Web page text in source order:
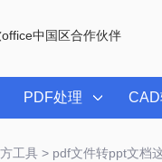
中国区合作伙伴
PDF处理
工具> pdf文件转ppt文档